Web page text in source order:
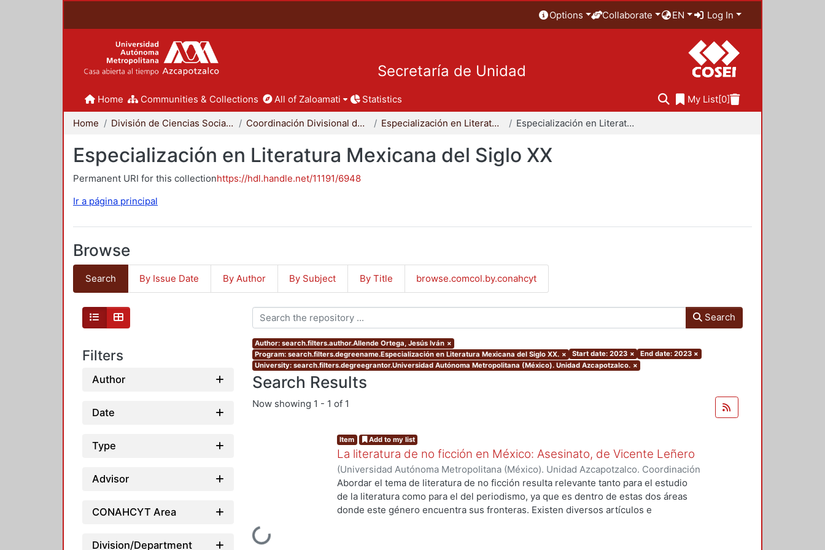
Options Collaborate EN Log In
Secretaría de Unidad
Home Communities & Collections All of Zaloamati Statistics My List[0]
Home División de Ciencias Sociales y Humanidades Coordinación Divisional de Posgrado Especialización en Literatura Mexicana del Siglo XX Especialización en Literatura Mexicana del Siglo XX
Especialización en Literatura Mexicana del Siglo XX
Permanent URI for this collectionhttps://hdl.handle.net/11191/6948
Ir a página principal
Browse
Search By Issue Date By Author By Subject By Title browse.comcol.by.conahcyt
Filters
Author
Date
Type
Advisor
CONAHCYT Area
Division/Department
Search
Author: search.filters.author.Allende Ortega, Jesús Iván ×
Program: search.filters.degreename.Especialización en Literatura Mexicana del Siglo XX. × Start date: 2023 × End date: 2023 ×
University: search.filters.degreegrantor.Universidad Autónoma Metropolitana (México). Unidad Azcapotzalco. ×
Search Results
Now showing 1 - 1 of 1
Item Add to my list
La literatura de no ficción en México: Asesinato, de Vicente Leñero
(Universidad Autónoma Metropolitana (México). Unidad Azcapotzalco. Coordinación
de Servicios de Información.,2023-10)Allende Ortega, Jesús Iván
Abordar el tema de literatura de no ficción resulta relevante tanto para el estudio
de la literatura como para el del periodismo, ya que es dentro de estas dos áreas
donde este género encuentra sus fronteras. Existen diversos artículos e